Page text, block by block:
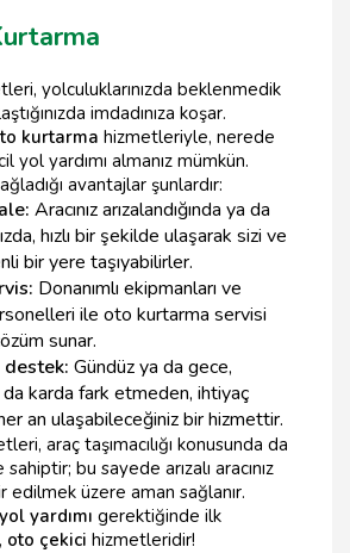
yolculuklarınızda beklenmedik
imdadınıza koşar.
kurtarma hizmetleriyle, nerede
yol yardımı almanız mümkün.
avantajlar şunlardır:
Aracınız arızalandığında ya da
hızlı bir şekilde ulaşarak sizi ve
bir yere taşıyabilirler.
Donanımlı ekipmanları ve
ile oto kurtarma servisi
sunar.
Gündüz ya da gece,
karda fark etmeden, ihtiyaç
an ulaşabileceğiniz bir hizmettir.
araç taşımacılığı konusunda da
bu sayede arızalı aracınız
edilmek üzere aman sağlanır.
yardımı gerektiğinde ilk
oto çekici hizmetleridir!